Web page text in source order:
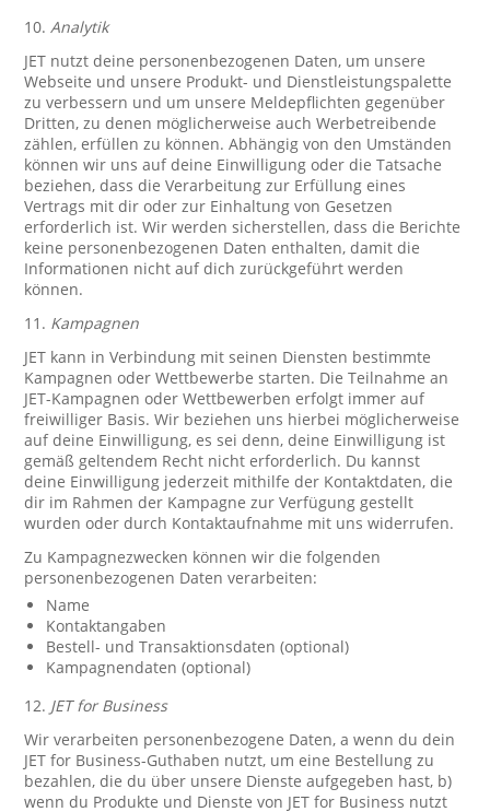
10.Analytik
JET nutzt deine personenbezogenen Daten, um unsere
Webseite und unsere Produkt- und Dienstleistungspalette
zu verbessern und um unsere Meldepflichten gegenüber
Dritten, zu denen möglicherweise auch Werbetreibende
zählen, erfüllen zu können. Abhängig von den Umständen
können wir uns auf deine Einwilligung oder die Tatsache
beziehen, dass die Verarbeitung zur Erfüllung eines
Vertrags mit dir oder zur Einhaltung von Gesetzen
erforderlich ist. Wir werden sicherstellen, dass die Berichte
keine personenbezogenen Daten enthalten, damit die
Informationen nicht auf dich zurückgeführt werden
können.
11. Kampagnen
JET kann in Verbindung mit seinen Diensten bestimmte
Kampagnen oder Wettbewerbe starten. Die Teilnahme an
JET-Kampagnen oder Wettbewerben erfolgt immer auf
freiwilliger Basis. Wir beziehen uns hierbei möglicherweise
auf deine Einwilligung, es sei denn, deine Einwilligung ist
gemäß geltendem Recht nicht erforderlich. Du kannst
deine Einwilligung jederzeit mithilfe der Kontaktdaten, die
dir im Rahmen der Kampagne zur Verfügung gestellt
wurden oder durch Kontaktaufnahme mit uns widerrufen.
Zu Kampagnezwecken können wir die folgenden
personenbezogenen Daten verarbeiten:
Name
Kontaktangaben
Bestell- und Transaktionsdaten (optional)
Kampagnendaten (optional)
12. JET for Business
Wir verarbeiten personenbezogene Daten, a wenn du dein
JET for Business-Guthaben nutzt, um eine Bestellung zu
bezahlen, die du über unsere Dienste aufgegeben hast, b)
wenn du Produkte und Dienste von JET for Business nutzt